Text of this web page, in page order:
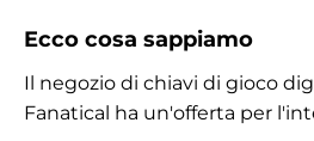
Ecco cosa sappiamo
Il negozio di chiavi di gioco
Fanatical ha un'offerta per